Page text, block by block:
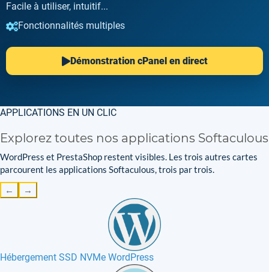
Facile à utiliser, intuitif...
Fonctionnalités multiples
Démonstration cPanel en direct
APPLICATIONS EN UN CLIC
Explorez toutes nos applications Softaculous
WordPress et PrestaShop restent visibles. Les trois autres cartes
parcourent les applications Softaculous, trois par trois.
← →
Hébergement SSD NVMe WordPress